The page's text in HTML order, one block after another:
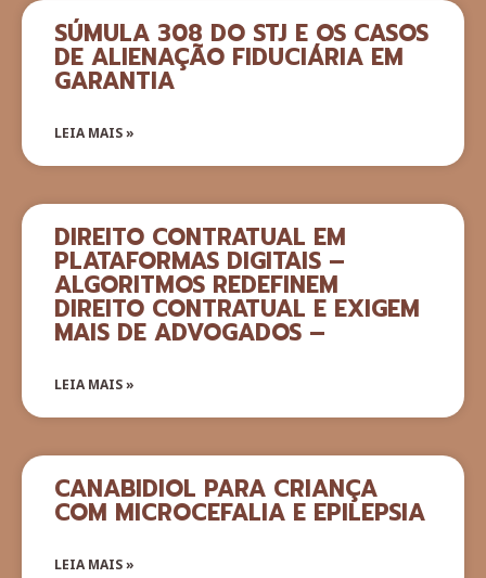
SÚMULA 308 DO STJ E OS CASOS
DE ALIENAÇÃO FIDUCIÁRIA EM
GARANTIA
LEIA MAIS »
DIREITO CONTRATUAL EM
PLATAFORMAS DIGITAIS –
ALGORITMOS REDEFINEM
DIREITO CONTRATUAL E EXIGEM
MAIS DE ADVOGADOS –
LEIA MAIS »
CANABIDIOL PARA CRIANÇA
COM MICROCEFALIA E EPILEPSIA
LEIA MAIS »